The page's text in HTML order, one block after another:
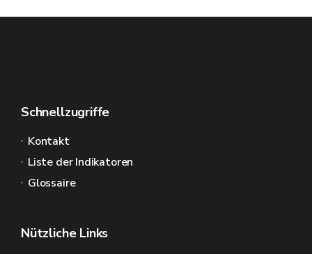
Schnellzugriffe
Kontakt
Liste der Indikatoren
Glossaire
Nützliche Links